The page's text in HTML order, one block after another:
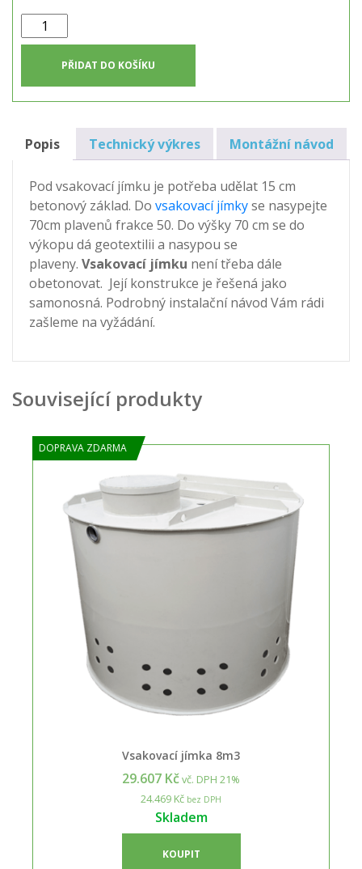
Vsakovací
jímka
PŘIDAT DO KOŠÍKU
Popis Technický výkres Montážní návod
Pod vsakovací jímku je potřeba udělat 15 cm
betonový základ. Do vsakovací jímkyse nasypejte
70cm plavenů frakce 50. Do výšky 70 cm se do
výkopu dá geotextilii a nasypou se
plaveny. Vsakovací jímku není třeba dále
obetonovat. Její konstrukce je řešená jako
samonosná. Podrobný instalační návod Vám rádi
zašleme na vyžádání.
Související produkty
DOPRAVA ZDARMA
Vsakovací jímka 8m3
29.607 Kčvč. DPH 21%
24.469 Kč bez DPH
Skladem
KOUPIT